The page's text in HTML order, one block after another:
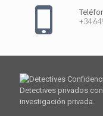
+34
Detectives privados
investigación privada.